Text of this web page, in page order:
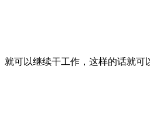
就可以继续干工作，这样的话就可